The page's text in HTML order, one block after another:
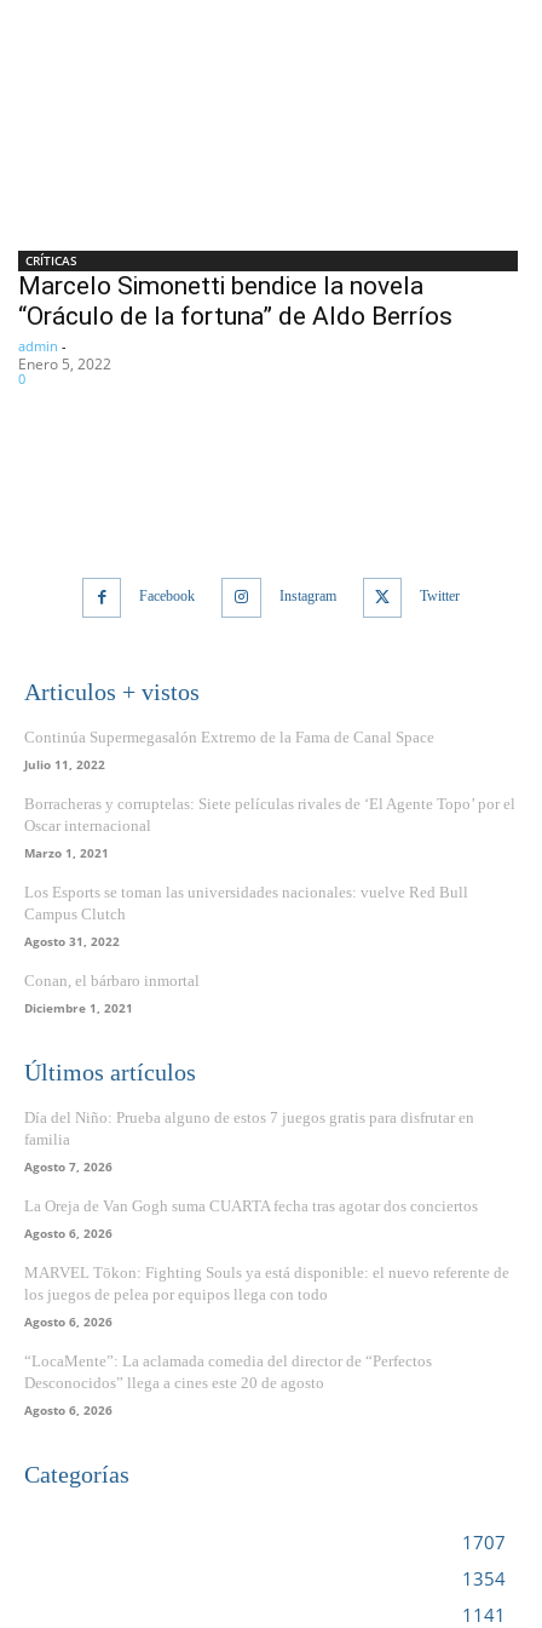
CRÍTICAS
Marcelo Simonetti bendice la novela
“Oráculo de la fortuna” de Aldo Berríos
admin -
Enero 5, 2022
0
Facebook Instagram Twitter
Articulos + vistos
Continúa Supermegasalón Extremo de la Fama de Canal Space
Julio 11, 2022
Borracheras y corruptelas: Siete películas rivales de ‘El Agente Topo’ por el
Oscar internacional
Marzo 1, 2021
Los Esports se toman las universidades nacionales: vuelve Red Bull
Campus Clutch
Agosto 31, 2022
Conan, el bárbaro inmortal
Diciembre 1, 2021
Últimos artículos
Día del Niño: Prueba alguno de estos 7 juegos gratis para disfrutar en
familia
Agosto 7, 2026
La Oreja de Van Gogh suma CUARTA fecha tras agotar dos conciertos
Agosto 6, 2026
MARVEL Tōkon: Fighting Souls ya está disponible: el nuevo referente de
los juegos de pelea por equipos llega con todo
Agosto 6, 2026
“LocaMente”: La aclamada comedia del director de “Perfectos
Desconocidos” llega a cines este 20 de agosto
Agosto 6, 2026
Categorías
1707
1354
1141